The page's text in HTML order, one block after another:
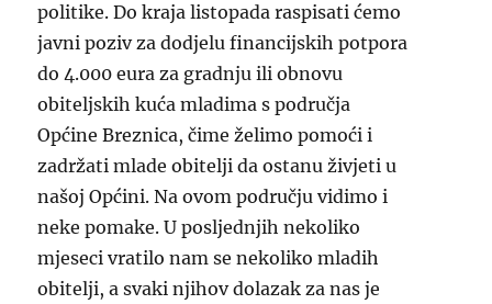
politike. Do kraja listopada raspisati ćemo
javni poziv za dodjelu financijskih potpora
do 4.000 eura za gradnju ili obnovu
obiteljskih kuća mladima s područja
Općine Breznica, čime želimo pomoći i
zadržati mlade obitelji da ostanu živjeti u
našoj Općini. Na ovom području vidimo i
neke pomake. U posljednjih nekoliko
mjeseci vratilo nam se nekoliko mladih
obitelji, a svaki njihov dolazak za nas je